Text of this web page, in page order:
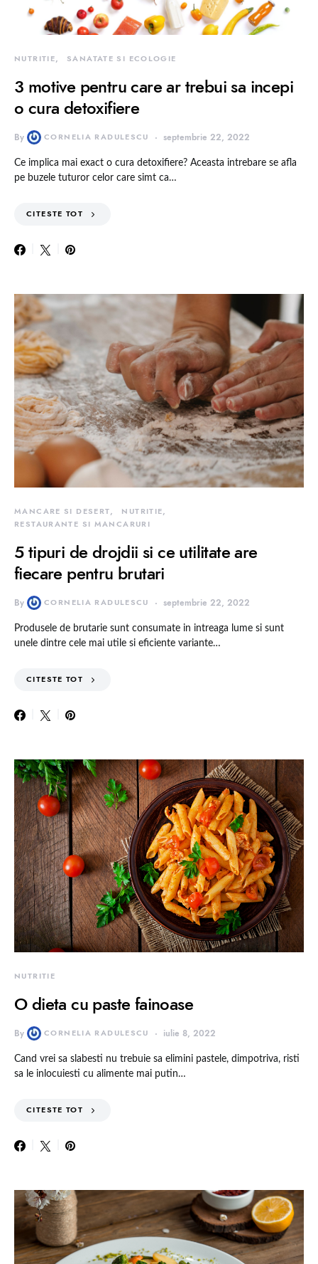
NUTRITIE SANATATE SI ECOLOGIE
3 motive pentru care ar trebui sa incepi
o cura detoxifiere
By CORNELIA RADULESCU septembrie 22, 2022
Ce implica mai exact o cura detoxifiere? Aceasta intrebare se afla
pe buzele tuturor celor care simt ca…
CITESTE TOT
MANCARE SI DESERT
NUTRITIE
RESTAURANTE SI MANCARURI
5 tipuri de drojdii si ce utilitate are
fiecare pentru brutari
By CORNELIA RADULESCU septembrie 22, 2022
Produsele de brutarie sunt consumate in intreaga lume si sunt
unele dintre cele mai utile si eficiente variante…
CITESTE TOT
NUTRITIE
O dieta cu paste fainoase
By CORNELIA RADULESCU iulie 8, 2022
Cand vrei sa slabesti nu trebuie sa elimini pastele, dimpotriva, risti
sa le inlocuiesti cu alimente mai putin…
CITESTE TOT